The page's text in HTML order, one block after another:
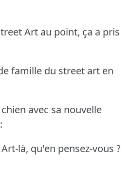
Art au point, ça a pris
famille du street art en
avec sa nouvelle
là, qu'en pensez-vous ?